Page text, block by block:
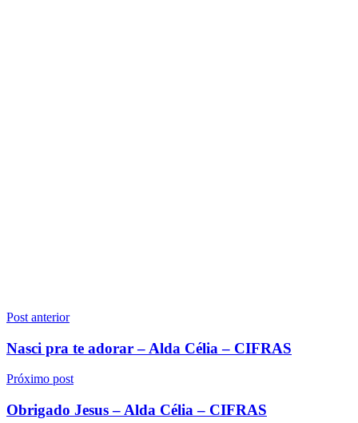
Navegação
de
Post anterior
Nasci pra te adorar – Alda Célia – CIFRAS
Próximo post
Obrigado Jesus – Alda Célia – CIFRAS